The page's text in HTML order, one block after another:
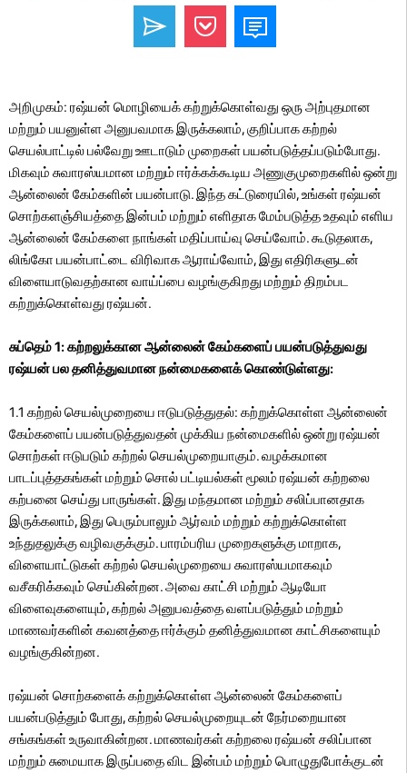
அறிமுகம்: ரஷ்யன் மொழியைக் கற்றுக்கொள்வது ஒரு அற்புதமான
மற்றும் பயனுள்ள அனுபவமாக இருக்கலாம், குறிப்பாக கற்றல்
செயல்பாட்டில் பல்வேறு ஊடாடும் முறைகள் பயன்படுத்தப்படும்போது.
மிகவும் சுவாரஸ்யமான மற்றும் ஈர்க்கக்கூடிய அணுகுமுறைகளில் ஒன்று
ஆன்லைன் கேம்களின் பயன்பாடு. இந்த கட்டுரையில், உங்கள் ரஷ்யன்
சொற்களஞ்சியத்தை இன்பம் மற்றும் எளிதாக மேம்படுத்த உதவும் எளிய
ஆன்லைன் கேம்களை நாங்கள் மதிப்பாய்வு செய்வோம். கூடுதலாக,
லிங்கோ பயன்பாட்டை விரிவாக ஆராய்வோம், இது எதிரிகளுடன்
விளையாடுவதற்கான வாய்ப்பை வழங்குகிறது மற்றும் திறம்பட
கற்றுக்கொள்வது ரஷ்யன்.
சுப்தெம் 1: கற்றலுக்கான ஆன்லைன் கேம்களைப் பயன்படுத்துவது
ரஷ்யன் பல தனித்துவமான நன்மைகளைக் கொண்டுள்ளது:
1.1 கற்றல் செயல்முறையை ஈடுபடுத்துதல்: கற்றுக்கொள்ள ஆன்லைன்
கேம்களைப் பயன்படுத்துவதன் முக்கிய நன்மைகளில் ஒன்று ரஷ்யன்
சொற்கள் ஈடுபடும் கற்றல் செயல்முறையாகும். வழக்கமான
பாடப்புத்தகங்கள் மற்றும் சொல் பட்டியல்கள் மூலம் ரஷ்யன் கற்றலை
கற்பனை செய்து பாருங்கள். இது மந்தமான மற்றும் சலிப்பானதாக
இருக்கலாம், இது பெரும்பாலும் ஆர்வம் மற்றும் கற்றுக்கொள்ள
உந்துதலுக்கு வழிவகுக்கும். பாரம்பரிய முறைகளுக்கு மாறாக,
விளையாட்டுகள் கற்றல் செயல்முறையை சுவாரஸ்யமாகவும்
வசீகரிக்கவும் செய்கின்றன. அவை காட்சி மற்றும் ஆடியோ
விளைவுகளையும், கற்றல் அனுபவத்தை வளப்படுத்தும் மற்றும்
மாணவர்களின் கவனத்தை ஈர்க்கும் தனித்துவமான காட்சிகளையும்
வழங்குகின்றன.
ரஷ்யன் சொற்களைக் கற்றுக்கொள்ள ஆன்லைன் கேம்களைப்
பயன்படுத்தும் போது, ​​கற்றல் செயல்முறையுடன் நேர்மறையான
சங்கங்கள் உருவாகின்றன. மாணவர்கள் கற்றலை ரஷ்யன் சலிப்பான
மற்றும் சுமையாக இருப்பதை விட இன்பம் மற்றும் பொழுதுபோக்குடன்